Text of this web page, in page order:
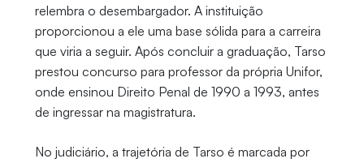
relembra o desembargador. A instituição
proporcionou a ele uma base sólida para a carreira
que viria a seguir. Após concluir a graduação, Tarso
prestou concurso para professor da própria Unifor,
onde ensinou Direito Penal de 1990 a 1993, antes
de ingressar na magistratura.
No judiciário, a trajetória de Tarso é marcada por